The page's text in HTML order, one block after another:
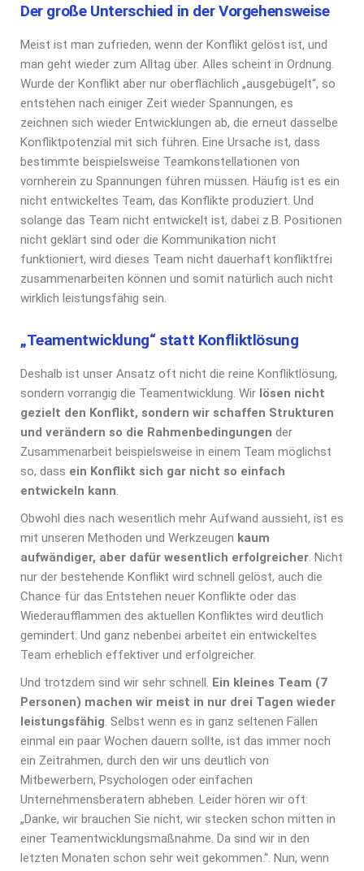
Der große Unterschied in der Vorgehensweise
Meist ist man zufrieden, wenn der Konflikt gelöst ist, und
man geht wieder zum Alltag über. Alles scheint in Ordnung.
Wurde der Konflikt aber nur oberflächlich „ausgebügelt“, so
entstehen nach einiger Zeit wieder Spannungen, es
zeichnen sich wieder Entwicklungen ab, die erneut dasselbe
Konfliktpotenzial mit sich führen. Eine Ursache ist, dass
bestimmte beispielsweise Teamkonstellationen von
vornherein zu Spannungen führen müssen. Häufig ist es ein
nicht entwickeltes Team, das Konflikte produziert. Und
solange das Team nicht entwickelt ist, dabei z.B. Positionen
nicht geklärt sind oder die Kommunikation nicht
funktioniert, wird dieses Team nicht dauerhaft konfliktfrei
zusammenarbeiten können und somit natürlich auch nicht
wirklich leistungsfähig sein.
„Teamentwicklung“ statt Konfliktlösung
Deshalb ist unser Ansatz oft nicht die reine Konfliktlösung,
sondern vorrangig die Teamentwicklung. Wir lösen nicht
gezielt den Konflikt, sondern wir schaffen Strukturen
und verändern so die Rahmenbedingungen der
Zusammenarbeit beispielsweise in einem Team möglichst
so, dass ein Konflikt sich gar nicht so einfach
entwickeln kann
Obwohl dies nach wesentlich mehr Aufwand aussieht, ist es
mit unseren Methoden und Werkzeugen kaum
aufwändiger, aber dafür wesentlich erfolgreicher . Nicht
nur der bestehende Konflikt wird schnell gelöst, auch die
Chance für das Entstehen neuer Konflikte oder das
Wiederaufflammen des aktuellen Konfliktes wird deutlich
gemindert. Und ganz nebenbei arbeitet ein entwickeltes
Team erheblich effektiver und erfolgreicher.
Und trotzdem sind wir sehr schnell. Ein kleines Team (7
Personen) machen wir meist in nur drei Tagen wieder
leistungsfähig . Selbst wenn es in ganz seltenen Fällen
einmal ein paar Wochen dauern sollte, ist das immer noch
ein Zeitrahmen, durch den wir uns deutlich von
Mitbewerbern, Psychologen oder einfachen
Unternehmensberatern abheben. Leider hören wir oft:
„Danke, wir brauchen Sie nicht, wir stecken schon mitten in
einer Teamentwicklungsmaßnahme. Da sind wir in den
letzten Monaten schon sehr weit gekommen.“. Nun, wenn